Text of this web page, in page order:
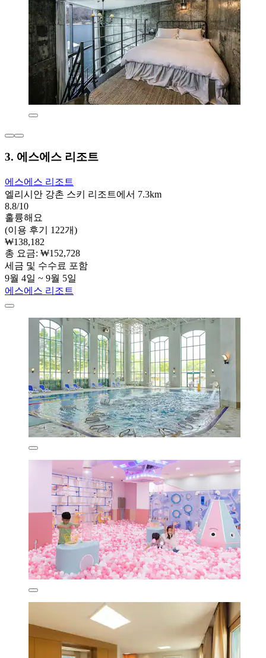
3. 에스에스 리조트
에스에스 리조트
엘리시안 강촌 스키 리조트에서 7.3km
8.8/10
훌륭해요
(이용 후기 122개)
₩138,182
총 요금: ₩152,728
세금 및 수수료 포함
9월 4일 ~ 9월 5일
에스에스 리조트